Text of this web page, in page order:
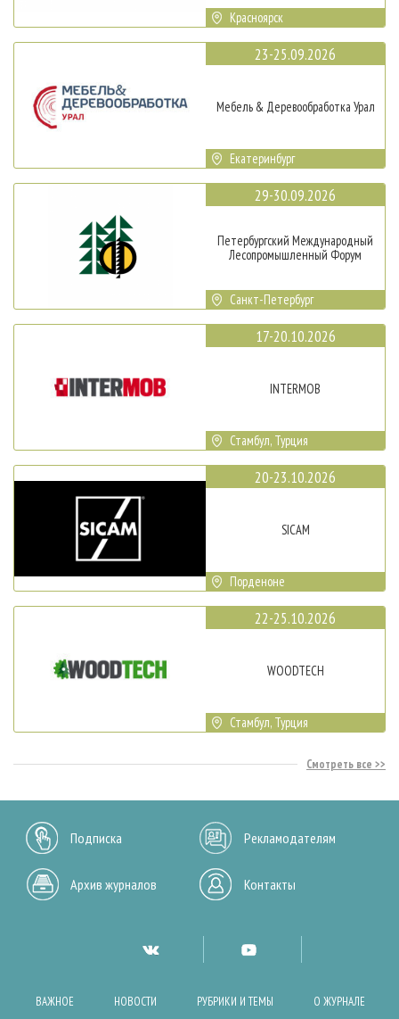
Красноярск
23-25.09.2026
Мебель & Деревообработка Урал
Екатеринбург
29-30.09.2026
Петербургский Международный
Лесопромышленный Форум
Санкт-Петербург
17-20.10.2026
INTERMOB
Стамбул, Турция
20-23.10.2026
SICAM
Порденоне
22-25.10.2026
WOODTECH
Стамбул, Турция
Смотреть все
Подписка Рекламодателям
Архив журналов Контакты
ВАЖНОЕ НОВОСТИ РУБРИКИ И ТЕМЫ О ЖУРНАЛЕ